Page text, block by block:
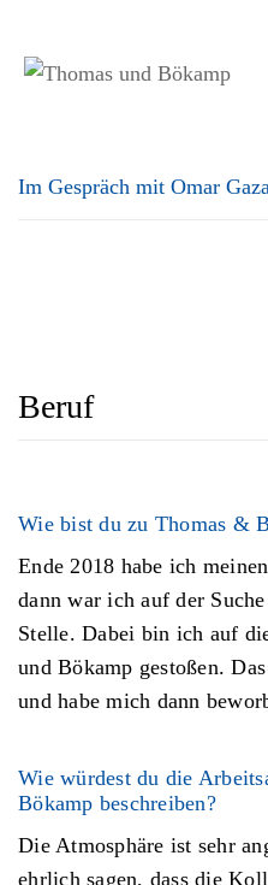
Im Gespräch mit Omar
Beruf
Wie bist du zu Thomas &
Ende 2018 habe ich
dann war ich auf der
Stelle. Dabei bin ich auf
und Bökamp gestoßen.
und habe mich dann
Wie würdest du die
Bökamp beschreiben?
Die Atmosphäre ist sehr
ehrlich sagen, dass die